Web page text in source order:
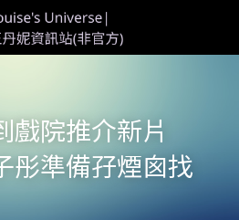
戲院推介新片
彤準備孖煙囪找